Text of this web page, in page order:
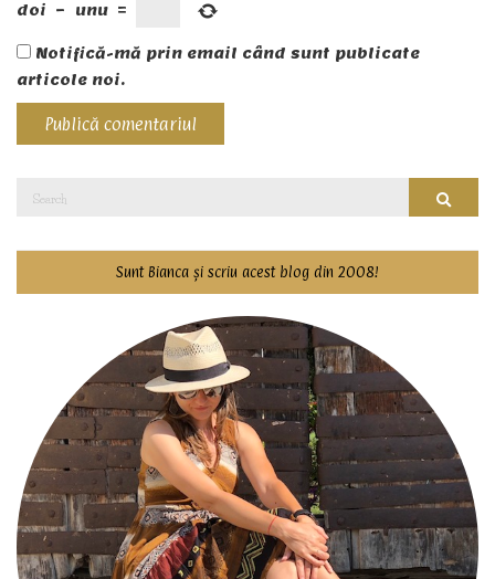
doi − unu =
Notifică-mă prin email când sunt publicate
articole noi.
Sunt Bianca și scriu acest blog din 2008!